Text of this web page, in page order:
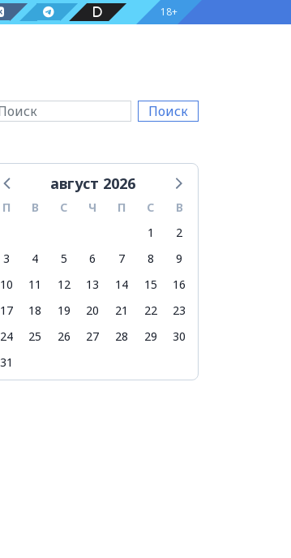
18+
Поиск
август 2026
П В С Ч П С
В
1
2
3
4 5 6 7 8
9
10
11 12 13 14 15
16
17
18 19 20 21 22
23
24
25 26 27 28 29
30
31